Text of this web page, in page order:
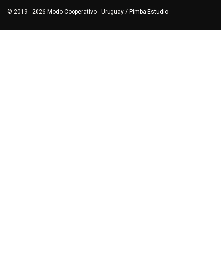
© 2019 - 2026 Modo Cooperativo - Uruguay / Pimba Estudio